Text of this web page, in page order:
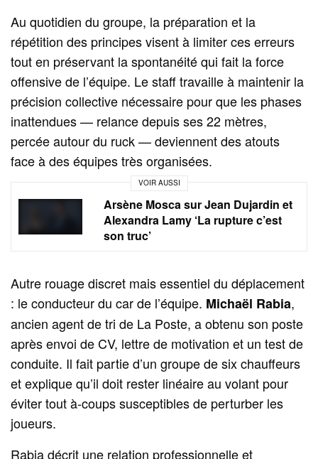
Au quotidien du groupe, la préparation et la
répétition des principes visent à limiter ces erreurs
tout en préservant la spontanéité qui fait la force
offensive de l’équipe. Le staff travaille à maintenir la
précision collective nécessaire pour que les phases
inattendues — relance depuis ses 22 mètres,
percée autour du ruck — deviennent des atouts
face à des équipes très organisées.
VOIR AUSSI
Arsène Mosca sur Jean Dujardin et
Alexandra Lamy ‘La rupture c’est
son truc’
Autre rouage discret mais essentiel du déplacement
: le conducteur du car de l’équipe. Michaël Rabia,
ancien agent de tri de La Poste, a obtenu son poste
après envoi de CV, lettre de motivation et un test de
conduite. Il fait partie d’un groupe de six chauffeurs
et explique qu’il doit rester linéaire au volant pour
éviter tout à‑coups susceptibles de perturber les
joueurs.
Rabia décrit une relation professionnelle et